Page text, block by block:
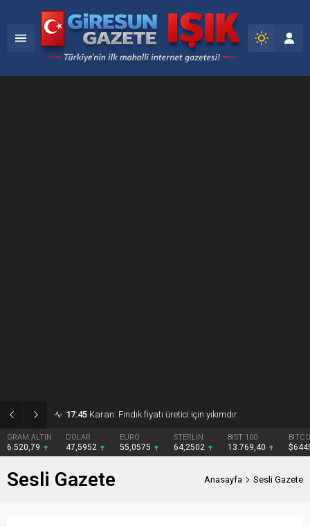
17:45 Karan: Fındık fiyatı üretici için yıkımdır
GRAM ALTIN
6.520,79
DOLAR
47,5952
EURO
55,0575
STERLİN
64,2502
BIST 100
13.769,40
Sesli Gazete Anasayfa Sesli Gazete